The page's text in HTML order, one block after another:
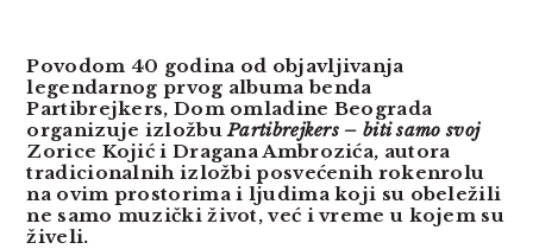
Povodom 40 godina od objavljivanja
legendarnog prvog albuma benda
Partibrejkers, Dom omladine Beograda
organizuje izložbuPartibrejkers – biti samo svoj
Zorice Kojić i Dragana Ambrozića, autora
tradicionalnih izložbi posvećenih rokenrolu
na ovim prostorima i ljudima koji su obeležili
ne samo muzički život, već i vreme u kojem su
živeli.